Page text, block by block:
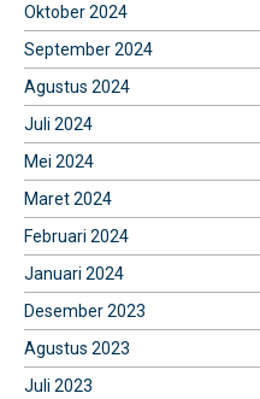
Oktober 2024
September 2024
Agustus 2024
Juli 2024
Mei 2024
Maret 2024
Februari 2024
Januari 2024
Desember 2023
Agustus 2023
Juli 2023